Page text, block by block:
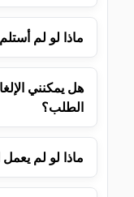
ماذا لو لم أستلم
هل يمكنني
الطلب؟
ماذا لو لم يعمل